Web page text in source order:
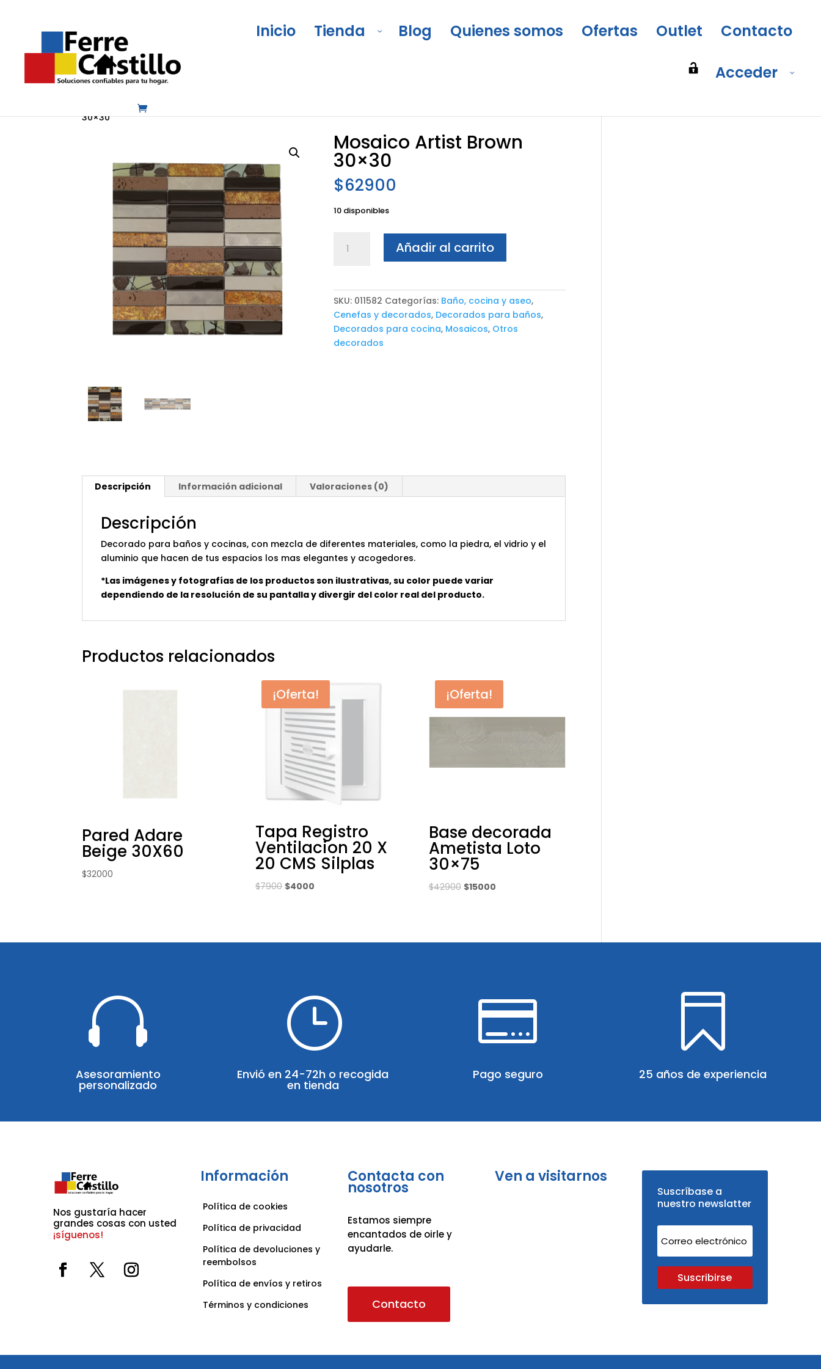
Inicio Tienda Blog Quienes somos Ofertas Outlet Contacto
Acceder
Pisos, pinturas y acabados
30×30
Mosaico Artist Brown
30×30
$62900
10 disponibles
Artist
cantidad
Añadir al carrito
SKU: 011582 Categorías: Baño, cocina y aseo,
Cenefas y decorados, Decorados para baños,
Decorados para cocina, Mosaicos, Otros
decorados
Descripción Información adicional Valoraciones (0)
Descripción
Decorado para baños y cocinas, con mezcla de diferentes materiales, como la piedra, el vidrio y el
aluminio que hacen de tus espacios los mas elegantes y acogedores.
*Las imágenes y fotografías de los productos son ilustrativas, su color puede variar
dependiendo de la resolución de su pantalla y divergir del color real del producto.
Productos relacionados
Pared Adare
Beige 30X60
$32000
¡Oferta!
Tapa Registro
Ventilacion 20 X
20 CMS Silplas
$7900 El
$7900.
$4000El
$4000.
¡Oferta!
Base decorada
Ametista Loto
30×75
$42900 El
$42900.
$15000El
$15000.

Asesoramiento
personalizado
}
Envió en 24-72h o recogida
en tienda

Pago seguro

25 años de experiencia
Nos gustaría hacer
¡síguenos!
Información
Política de cookies
Política de privacidad
Política de devoluciones y
reembolsos
Política de envíos y retiros
Términos y condiciones
Contacta con
nosotros
Estamos siempre
encantados de oirle y
ayudarle.
Contacto
Ven a visitarnos
Suscríbase a
nuestro newslatter
Suscribirse